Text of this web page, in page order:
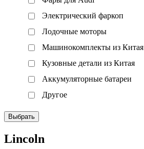
Электрический фаркоп
Лодочные моторы
Машинокомплекты из Китая
Кузовные детали из Китая
Аккумуляторные батареи
Другое
Выбрать
Lincoln